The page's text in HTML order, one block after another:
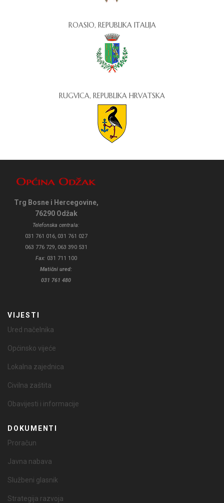
ROASIO, REPUBLIKA ITALIJA
RUGVICA, REPUBLIKA HRVATSKA
Trg Bosne i Hercegovine,
76290 Odžak
Telefonska centrala:
031 761 016, 031 761 027
063 776 729, 063 390 531
Fax: 031 711 100
Matični ured:
031 761 480
VIJESTI
Ured načelnika
Općinsko vijeće
Lokalna zajednica
Civilna zaštita
Obavijesti i informacije
DOKUMENTI
Proračun
Javna nabava
Službeni glasnik
Strategija razvoja